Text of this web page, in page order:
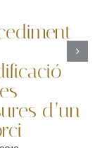
d’un